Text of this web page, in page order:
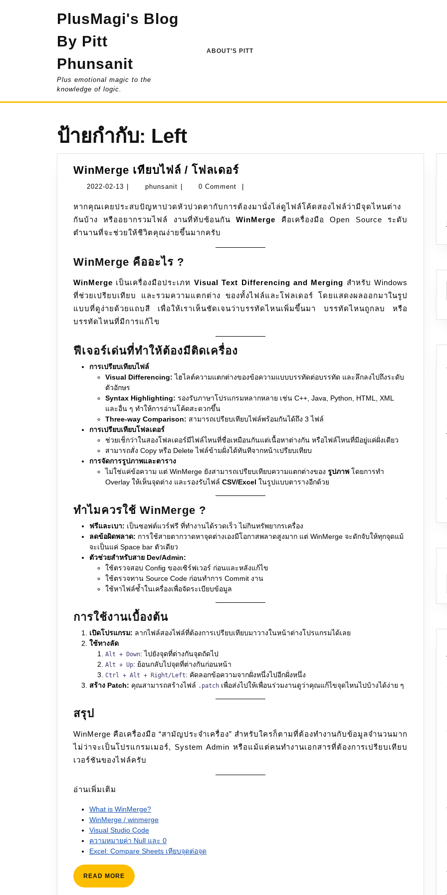
PlusMagi's Blog
By Pitt
Phunsanit
Plus emotional magic to the
knowledge of logic.
ABOUT’S PITT
ป้ายกำกับ: Left
WinMerge เทียบไฟล์ / โฟลเดอร์
เทียบ
/
โฟลเดอร์
2022-02-13 2022-
13
phunsanit phunsanit0 Comment
หากคุณเคยประสบปัญหาปวดหัวปวดตากับการต้องมานั่งไล่ดูไฟล์โค้ดสองไฟล์ว่ามีจุดไหนต่าง
กันบ้าง หรืออยากรวมไฟล์ งานที่ทับซ้อนกันWinMerge คือเครื่องมือ Open Source ระดับ
ตำนานที่จะช่วยให้ชีวิตคุณง่ายขึ้นมากครับ
WinMerge คืออะไร ?
WinMerge เป็นเครื่องมือประเภท Visual Text Differencing and Merging สำหรับ Windows
ที่ช่วยเปรียบเทียบ และรวมความแตกต่าง ของทั้งไฟล์และโฟลเดอร์ โดยแสดงผลออกมาในรูป
แบบที่ดูง่ายด้วยแถบสี เพื่อให้เราเห็นชัดเจนว่าบรรทัดไหนเพิ่มขึ้นมา บรรทัดไหนถูกลบ หรือ
บรรทัดไหนที่มีการแก้ไข
ฟีเจอร์เด่นที่ทำให้ต้องมีติดเครื่อง
การเปรียบเทียบไฟล์
Visual Differencing: ไฮไลต์ความแตกต่างของข้อความแบบบรรทัดต่อบรรทัด และลึกลงไปถึงระดับ
ตัวอักษร
Syntax Highlighting: รองรับภาษาโปรแกรมหลากหลาย เช่น C++, Java, Python, HTML, XML
และอื่น ๆ ทำให้การอ่านโค้ดสะดวกขึ้น
Three-way Comparison: สามารถเปรียบเทียบไฟล์พร้อมกันได้ถึง 3 ไฟล์
การเปรียบเทียบโฟลเดอร์
ช่วยเช็กว่าในสองโฟลเดอร์มีไฟล์ไหนที่ชื่อเหมือนกันแต่เนื้อหาต่างกัน หรือไฟล์ไหนที่มีอยู่แค่ฝั่งเดียว
สามารถสั่ง Copy หรือ Delete ไฟล์ข้ามฝั่งได้ทันทีจากหน้าเปรียบเทียบ
การจัดการรูปภาพและตาราง
ไม่ใช่แค่ข้อความ แต่ WinMerge ยังสามารถเปรียบเทียบความแตกต่างของ รูปภาพ โดยการทำ
Overlay ให้เห็นจุดต่าง และรองรับไฟล์ CSV/Excel ในรูปแบบตารางอีกด้วย
ทำไมควรใช้ WinMerge ?
ฟรีและเบา: เป็นซอฟต์แวร์ฟรี ที่ทำงานได้รวดเร็ว ไม่กินทรัพยากรเครื่อง
ลดข้อผิดพลาด: การใช้สายตากวาดหาจุดต่างเองมีโอกาสพลาดสูงมาก แต่ WinMerge จะดักจับให้ทุกจุดแม้
จะเป็นแค่ Space bar ตัวเดียว
ตัวช่วยสำหรับสาย Dev/Admin:
ใช้ตรวจสอบ Config ของเซิร์ฟเวอร์ ก่อนและหลังแก้ไข
ใช้ตรวจทาน Source Code ก่อนทำการ Commit งาน
ใช้หาไฟล์ซ้ำในเครื่องเพื่อจัดระเบียบข้อมูล
การใช้งานเบื้องต้น
เปิดโปรแกรม: ลากไฟล์สองไฟล์ที่ต้องการเปรียบเทียบมาวางในหน้าต่างโปรแกรมได้เลย
ใช้ทางลัด
Alt + Down: ไปยังจุดที่ต่างกันจุดถัดไป
Alt + Up: ย้อนกลับไปจุดที่ต่างกันก่อนหน้า
Ctrl + Alt + Right/Left: คัดลอกข้อความจากฝั่งหนึ่งไปอีกฝั่งหนึ่ง
สร้าง Patch: คุณสามารถสร้างไฟล์ .patch เพื่อส่งไปให้เพื่อนร่วมงานดูว่าคุณแก้ไขจุดไหนไปบ้างได้ง่าย ๆ
สรุป
WinMerge คือเครื่องมือ “สามัญประจำเครื่อง” สำหรับใครก็ตามที่ต้องทำงานกับข้อมูลจำนวนมาก
ไม่ว่าจะเป็นโปรแกรมเมอร์, System Admin หรือแม้แต่คนทำงานเอกสารที่ต้องการเปรียบเทียบ
เวอร์ชันของไฟล์ครับ
อ่านเพิ่มเติม
What is WinMerge?
WinMerge / winmerge
Visual Studio Code
ความหมายค่า Null และ 0
Excel: Compare Sheets เทียบจุดต่อจุด
READ MORE READ
MORE